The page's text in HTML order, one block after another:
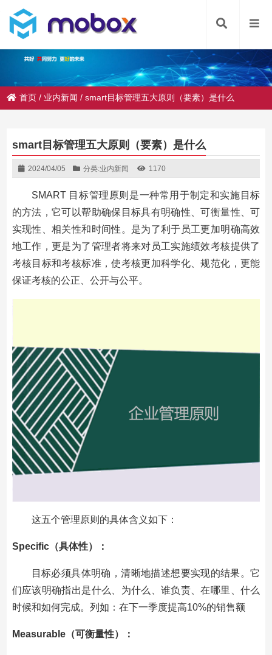
首页 / 业内新闻 /smart目标管理五大原则（要素）是什么
smart目标管理五大原则（要素）是什么
2024/04/05 分类:业内新闻 1170
SMART 目标管理原则是一种常用于制定和实施目标
的方法，它可以帮助确保目标具有明确性、可衡量性、可
实现性、相关性和时间性。是为了利于员工更加明确高效
地工作，更是为了管理者将来对员工实施绩效考核提供了
考核目标和考核标准，使考核更加科学化、规范化，更能
保证考核的公正、公开与公平。
这五个管理原则的具体含义如下：
Specific（具体性）：
目标必须具体明确，清晰地描述想要实现的结果。它
们应该明确指出是什么、为什么、谁负责、在哪里、什么
时候和如何完成。列如：在下一季度提高10%的销售额
Measurable（可衡量性）：